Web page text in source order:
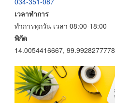
เวลาทำการ
ทำการทุกวัน เวลา 08:00-18:00
พิกัด
14.0054416667, 99.9928277778